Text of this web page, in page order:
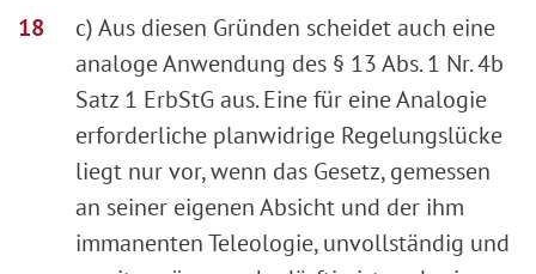
c) Aus diesen Gründen scheidet auch eine
analoge Anwendung des § 13 Abs. 1 Nr. 4b
Satz 1 ErbStG aus. Eine für eine Analogie
erforderliche planwidrige Regelungslücke
liegt nur vor, wenn das Gesetz, gemessen
an seiner eigenen Absicht und der ihm
immanenten Teleologie, unvollständig und